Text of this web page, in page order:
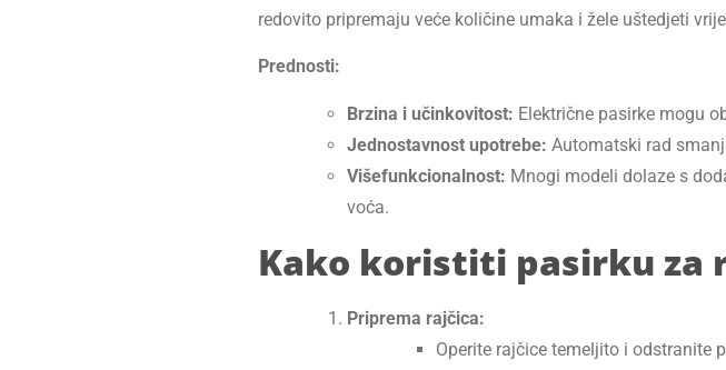
redovito pripremaju veće količine umaka i žele uštedjeti
Prednosti:
Brzina i učinkovitost: Električne pasirke mogu
Jednostavnost upotrebe: Automatski rad
Višefunkcionalnost: Mnogi modeli dolaze s
voća.
Kako koristiti pasirku za
Priprema rajčica:
Operite rajčice temeljito i odstranite